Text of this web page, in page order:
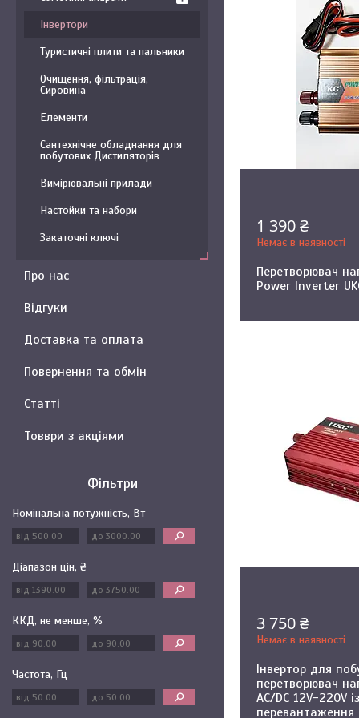
1 390 ₴
Немає в наявності
Перетворювач
Power Inverter
3 750 ₴
Немає в наявності
Інвертор для
перетворювач
AC/DC 12V-220V
перевантаження
Інвертори
Туристичні плити та пальники
Очищення, фільтрація,
Сировина
Елементи
Сантехнічне обладнання для
побутових Дистиляторів
Вимірювальні прилади
Настойки та набори
Закаточні ключі
Про нас
Відгуки
Доставка та оплата
Повернення та обмін
Статті
Товври з акціями
Фільтри
Номінальна потужність, Вт
Діапазон цін, ₴
ККД, не менше, %
Частота, Гц